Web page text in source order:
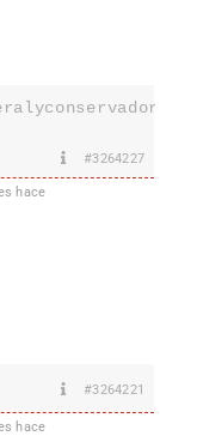
#3264227
hace
#3264221
hace